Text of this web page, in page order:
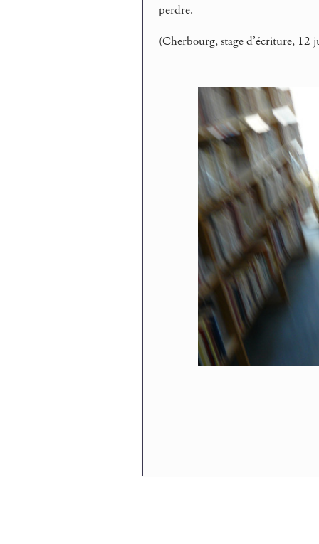
perdre.
(Cherbourg, stage d’écriture, 12